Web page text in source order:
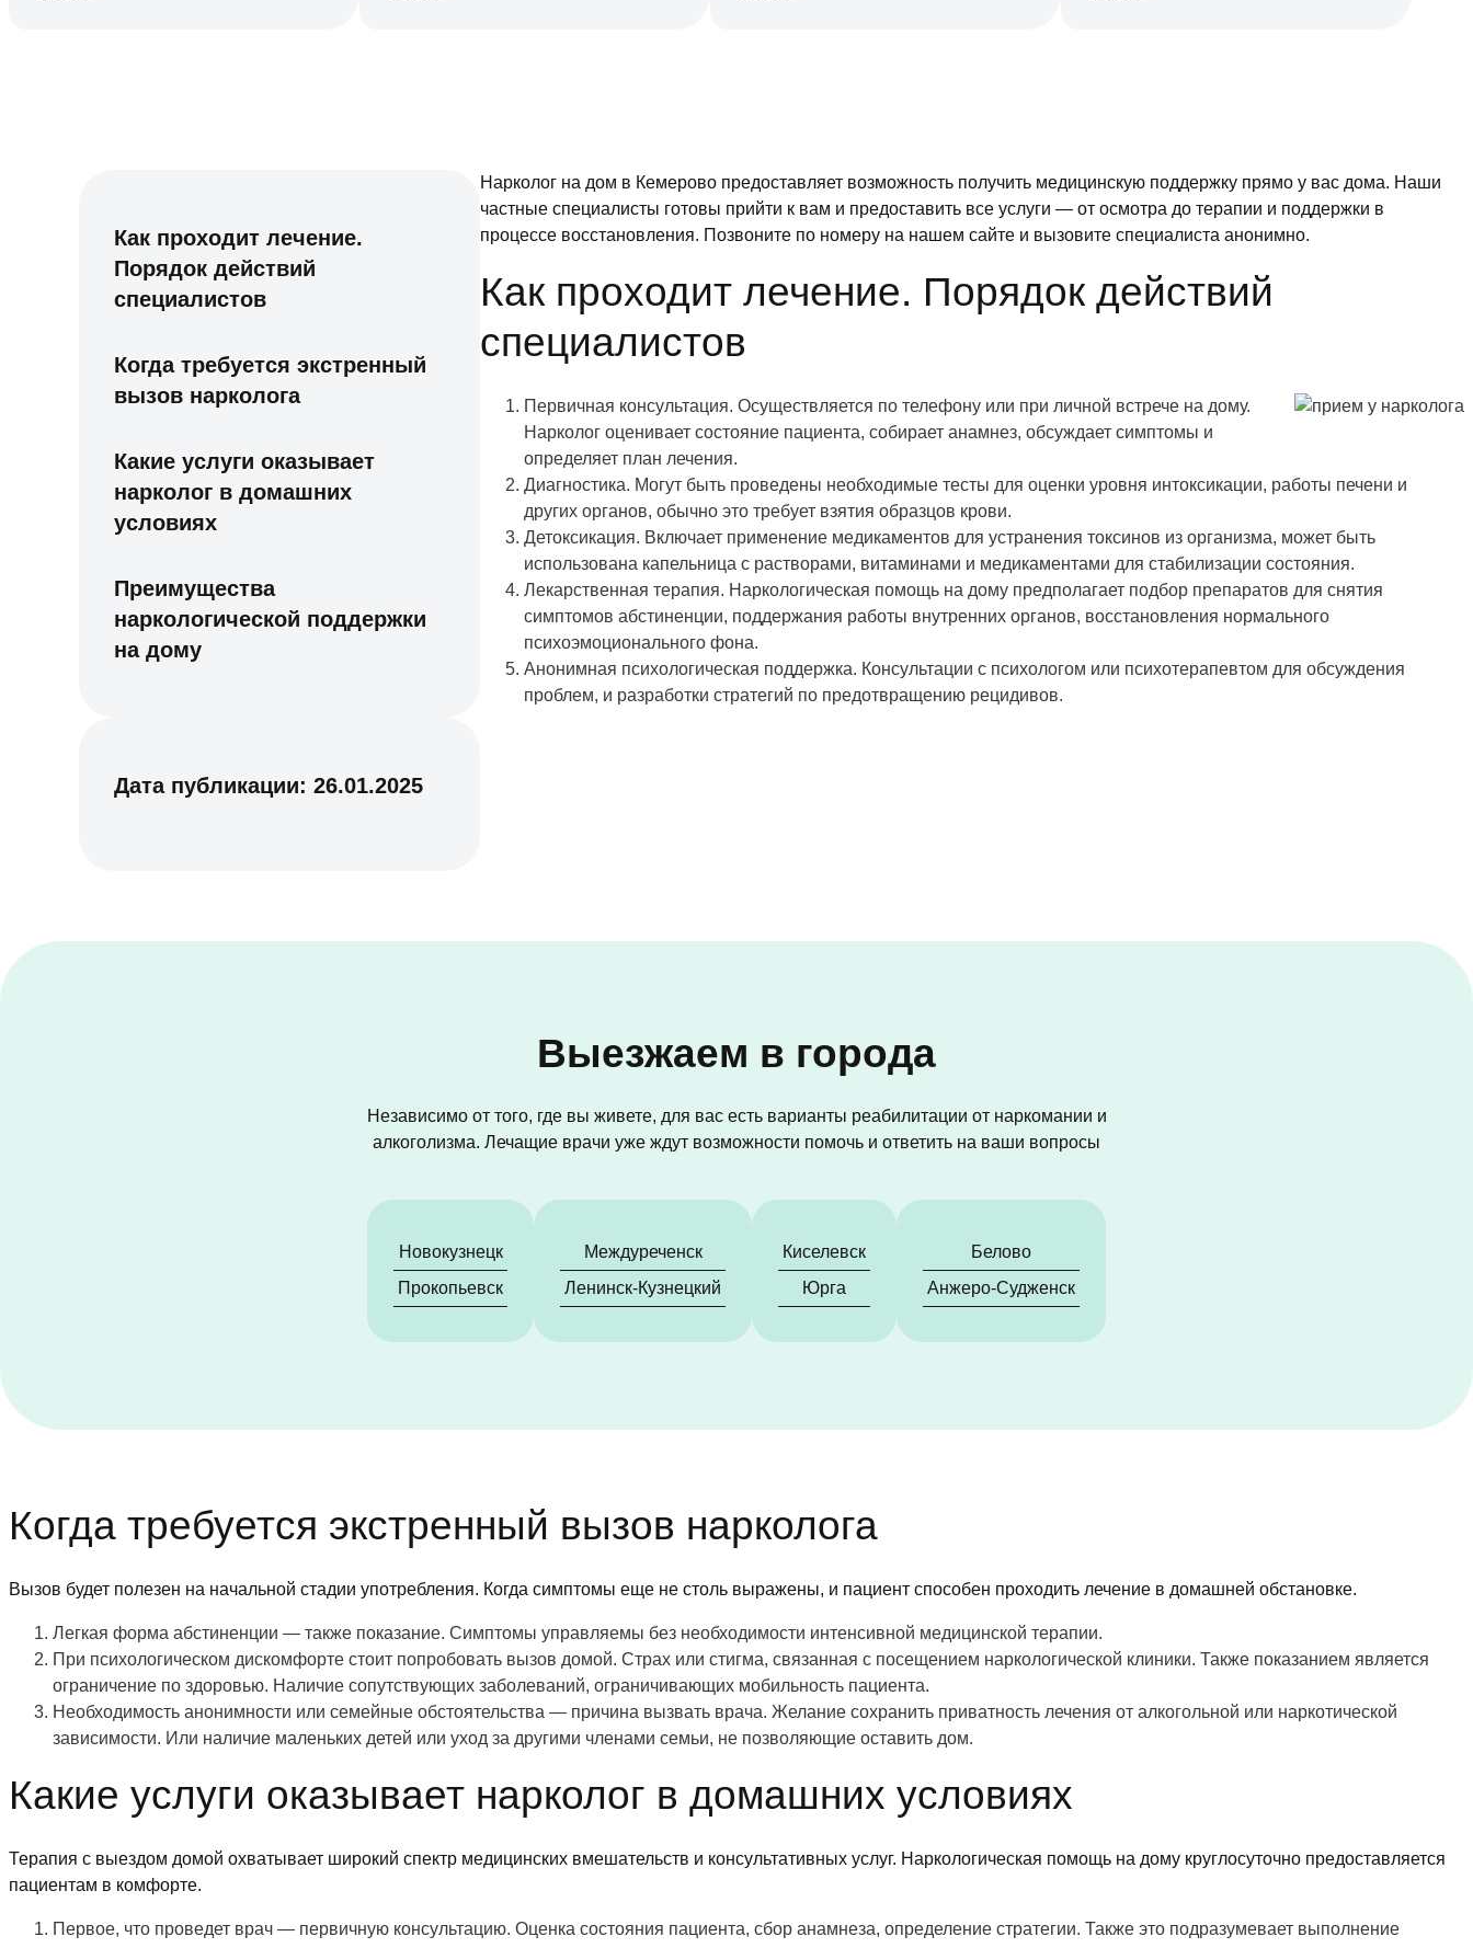
Как проходит лечение.
Порядок действий
специалистов
Когда требуется экстренный
вызов нарколога
Какие услуги оказывает
нарколог в домашних
условиях
Преимущества
наркологической поддержки
на дому
Дата публикации:26.01.2025
Нарколог на дом в Кемерово предоставляет возможность получить медицинскую поддержку прямо у вас дома. Наши
частные специалисты готовы прийти к вам и предоставить все услуги — от осмотра до терапии и поддержки в
процессе восстановления. Позвоните по номеру на нашем сайте и вызовите специалиста анонимно.
Как проходит лечение. Порядок действий
специалистов
Первичная консультация. Осуществляется по телефону или при личной встрече на дому.
Нарколог оценивает состояние пациента, собирает анамнез, обсуждает симптомы и
определяет план лечения.
Диагностика. Могут быть проведены необходимые тесты для оценки уровня интоксикации, работы печени и
других органов, обычно это требует взятия образцов крови.
Детоксикация. Включает применение медикаментов для устранения токсинов из организма, может быть
использована капельница с растворами, витаминами и медикаментами для стабилизации состояния.
Лекарственная терапия. Наркологическая помощь на дому предполагает подбор препаратов для снятия
симптомов абстиненции, поддержания работы внутренних органов, восстановления нормального
психоэмоционального фона.
Анонимная психологическая поддержка. Консультации с психологом или психотерапевтом для обсуждения
проблем, и разработки стратегий по предотвращению рецидивов.
Выезжаем в города
Независимо от того, где вы живете, для вас есть варианты реабилитации от наркомании и
алкоголизма. Лечащие врачи уже ждут возможности помочь и ответить на ваши вопросы
Новокузнецк
Прокопьевск
Междуреченск
Ленинск-Кузнецкий
Киселевск
Юрга
Белово
Анжеро-Судженск
Когда требуется экстренный вызов нарколога
Вызов будет полезен на начальной стадии употребления. Когда симптомы еще не столь выражены, и пациент способен проходить лечение в домашней обстановке.
Легкая форма абстиненции — также показание. Симптомы управляемы без необходимости интенсивной медицинской терапии.
При психологическом дискомфорте стоит попробовать вызов домой. Страх или стигма, связанная с посещением наркологической клиники. Также показанием является
ограничение по здоровью. Наличие сопутствующих заболеваний, ограничивающих мобильность пациента.
Необходимость анонимности или семейные обстоятельства — причина вызвать врача. Желание сохранить приватность лечения от алкогольной или наркотической
зависимости. Или наличие маленьких детей или уход за другими членами семьи, не позволяющие оставить дом.
Какие услуги оказывает нарколог в домашних условиях
Терапия с выездом домой охватывает широкий спектр медицинских вмешательств и консультативных услуг. Наркологическая помощь на дому круглосуточно предоставляется
пациентам в комфорте.
Первое, что проведет врач — первичную консультацию. Оценка состояния пациента, сбор анамнеза, определение стратегии. Также это подразумевает выполнение